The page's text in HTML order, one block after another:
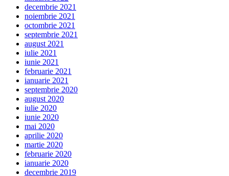
decembrie 2021
noiembrie 2021
octombrie 2021
septembrie 2021
august 2021
iulie 2021
iunie 2021
februarie 2021
ianuarie 2021
septembrie 2020
august 2020
iulie 2020
iunie 2020
mai 2020
aprilie 2020
martie 2020
februarie 2020
ianuarie 2020
decembrie 2019